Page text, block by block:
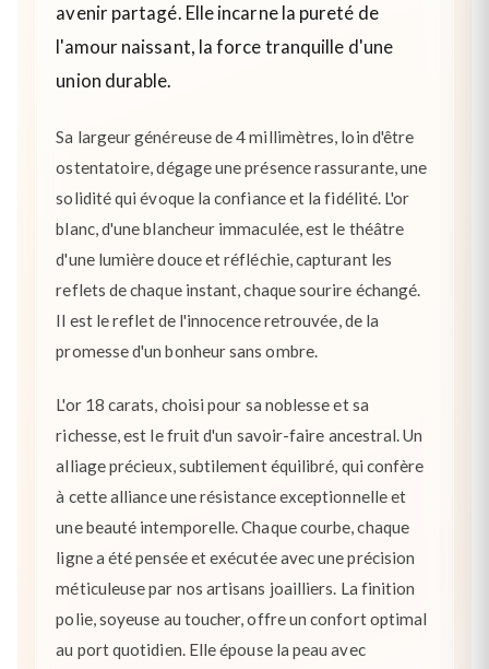
avenir partagé. Elle incarne la pureté de
l'amour naissant, la force tranquille d'une
union durable.
Sa largeur généreuse de 4 millimètres, loin d'être
ostentatoire, dégage une présence rassurante, une
solidité qui évoque la confiance et la fidélité. L'or
blanc, d'une blancheur immaculée, est le théâtre
d'une lumière douce et réfléchie, capturant les
reflets de chaque instant, chaque sourire échangé.
Il est le reflet de l'innocence retrouvée, de la
promesse d'un bonheur sans ombre.
L'or 18 carats, choisi pour sa noblesse et sa
richesse, est le fruit d'un savoir-faire ancestral. Un
alliage précieux, subtilement équilibré, qui confère
à cette alliance une résistance exceptionnelle et
une beauté intemporelle. Chaque courbe, chaque
ligne a été pensée et exécutée avec une précision
méticuleuse par nos artisans joailliers. La finition
polie, soyeuse au toucher, offre un confort optimal
au port quotidien. Elle épouse la peau avec